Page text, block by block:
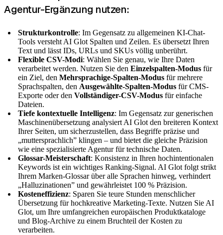
Agentur-Ergänzung nutzen:
Strukturkontrolle: Im Gegensatz zu allgemeinen KI-Chat-
Tools versteht AI Glot Spalten und Zeilen. Es übersetzt Ihren
Text und lässt IDs, URLs und SKUs völlig unberührt.
Flexible CSV-Modi: Wählen Sie genau, wie Ihre Daten
verarbeitet werden. Nutzen Sie den Einzelspalten-Modus für
ein Ziel, den Mehrsprachige-Spalten-Modus für mehrere
Sprachspalten, den Ausgewählte-Spalten-Modus für CMS-
Exporte oder den Vollständiger-CSV-Modus für einfache
Dateien.
Tiefe kontextuelle Intelligenz: Im Gegensatz zur generischen
Maschinenübersetzung analysiert AI Glot den breiteren Kontext
Ihrer Seiten, um sicherzustellen, dass Begriffe präzise und
„muttersprachlich” klingen – und bietet die gleiche Präzision
wie eine spezialisierte Agentur für technische Daten.
Glossar-Meisterschaft: Konsistenz in Ihren hochintentionalen
Keywords ist ein wichtiges Ranking-Signal. AI Glot folgt strikt
Ihrem Marken-Glossar über alle Sprachen hinweg, verhindert
„Halluzinationen” und gewährleistet 100 % Präzision.
Kosteneffizienz: Sparen Sie teure Stunden menschlicher
Übersetzung für hochkreative Marketing-Texte. Nutzen Sie AI
Glot, um Ihre umfangreichen europäischen Produktkataloge
und Blog-Archive zu einem Bruchteil der Kosten zu
verarbeiten.